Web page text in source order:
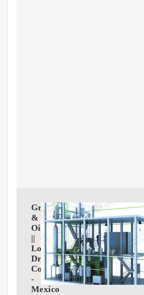
Grains
&
Oilseeds
||
Louis
Dreyfus
Company
-
Mexico